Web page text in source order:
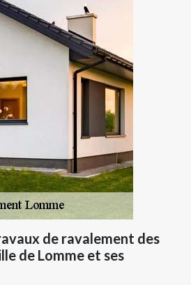
de ravalement des
de Lomme et ses